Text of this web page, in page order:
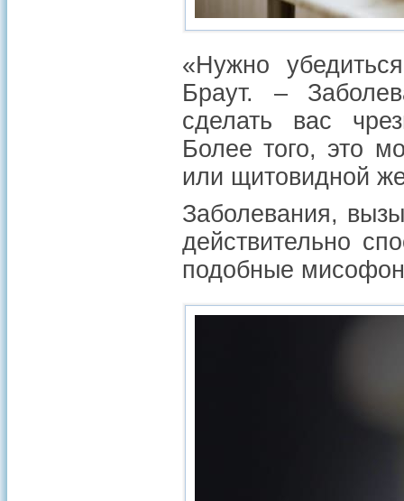
«Нужно
Браут. –
сделать вас
Более того, это
или щитовидной
Заболевания,
действительно
подобные